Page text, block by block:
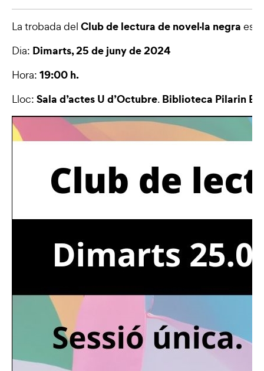
La trobada del Club de lectura de novel·la negra es
Dia: Dimarts, 25 de juny de 2024
Hora: 19:00 h.
Lloc: Sala d’actes U d’Octubre. Biblioteca Pilarin